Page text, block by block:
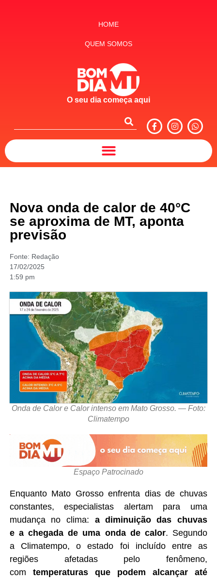
HOME
QUEM SOMOS
O seu dia começa aqui
Nova onda de calor de 40°C
se aproxima de MT, aponta
previsão
Fonte: Redação
17/02/2025
1:59 pm
Onda de Calor e Calor intenso em Mato Grosso. — Foto:
Climatempo
Espaço Patrocinado
Enquanto Mato Grosso enfrenta dias de chuvas
constantes, especialistas alertam para uma
mudança no clima: a diminuição das chuvas
e a chegada de uma onda de calor. Segundo
a Climatempo, o estado foi incluído entre as
regiões afetadas pelo fenômeno,
com temperaturas que podem alcançar até